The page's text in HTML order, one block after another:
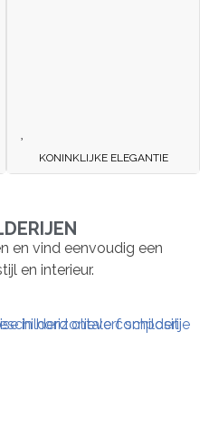
KONINKLIJKE ELEGANTIE
en vind eenvoudig een
en interieur.